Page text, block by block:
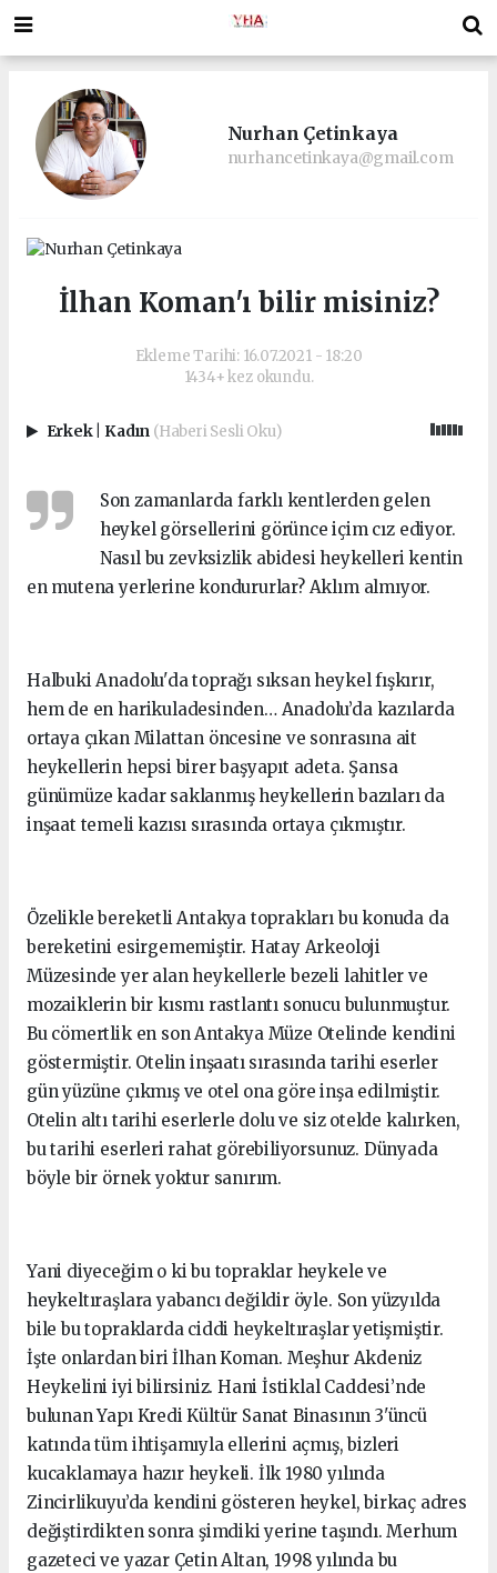
Nurhan Çetinkaya
nurhancetinkaya@gmail.com
İlhan Koman'ı bilir misiniz?
Ekleme Tarihi: 16.07.2021 - 18:20
1434+ kez okundu.
Erkek Kadın (Haberi Sesli Oku)
Son zamanlarda farklı kentlerden gelen
heykel görsellerini görünce içim cız ediyor.
Nasıl bu zevksizlik abidesi heykelleri kentin
en mutena yerlerine kondururlar? Aklım almıyor.
Halbuki Anadolu'da toprağı sıksan heykel fışkırır,
hem de en harikuladesinden… Anadolu’da kazılarda
ortaya çıkan Milattan öncesine ve sonrasına ait
heykellerin hepsi birer başyapıt adeta. Şansa
günümüze kadar saklanmış heykellerin bazıları da
inşaat temeli kazısı sırasında ortaya çıkmıştır.
Özelikle bereketli Antakya toprakları bu konuda da
bereketini esirgememiştir. Hatay Arkeoloji
Müzesinde yer alan heykellerle bezeli lahitler ve
mozaiklerin bir kısmı rastlantı sonucu bulunmuştur.
Bu cömertlik en son Antakya Müze Otelinde kendini
göstermiştir. Otelin inşaatı sırasında tarihi eserler
gün yüzüne çıkmış ve otel ona göre inşa edilmiştir.
Otelin altı tarihi eserlerle dolu ve siz otelde kalırken,
bu tarihi eserleri rahat görebiliyorsunuz. Dünyada
böyle bir örnek yoktur sanırım.
Yani diyeceğim o ki bu topraklar heykele ve
heykeltıraşlara yabancı değildir öyle. Son yüzyılda
bile bu topraklarda ciddi heykeltıraşlar yetişmiştir.
İşte onlardan biri İlhan Koman. Meşhur Akdeniz
Heykelini iyi bilirsiniz. Hani İstiklal Caddesi’nde
bulunan Yapı Kredi Kültür Sanat Binasının 3'üncü
katında tüm ihtişamıyla ellerini açmış, bizleri
kucaklamaya hazır heykeli. İlk 1980 yılında
Zincirlikuyu’da kendini gösteren heykel, birkaç adres
değiştirdikten sonra şimdiki yerine taşındı. Merhum
gazeteci ve yazar Çetin Altan, 1998 yılında bu